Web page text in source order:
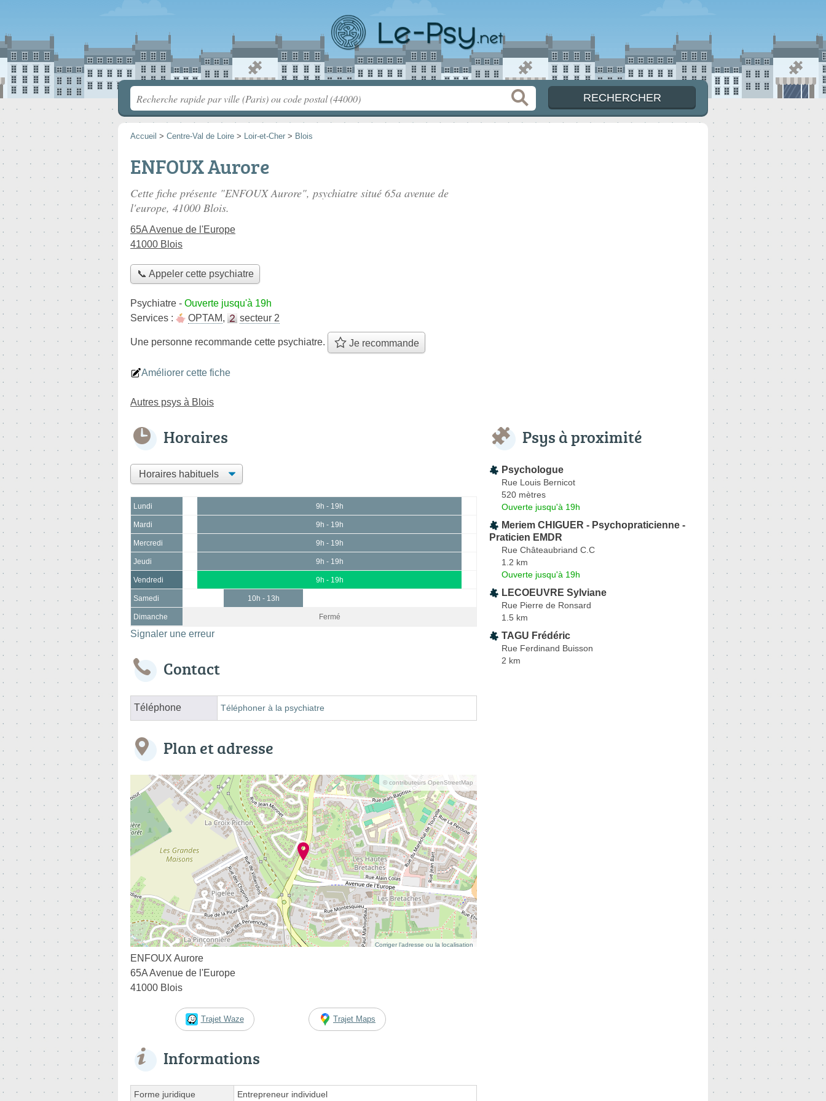
Accueil > Centre-Val de Loire > Loir-et-Cher > Blois
ENFOUX Aurore
Cette fiche présente "ENFOUX Aurore", psychiatre situé 65a avenue de
l'europe, 41000 Blois.
65A Avenue de l'Europe
41000 Blois
📞 Appeler cette psychiatre
Psychiatre - Ouverte jusqu'à 19h
Services :
OPTAM, secteur 2
Une personne recommande cette psychiatre. Je recommande
Améliorer cette fiche
Autres psys à Blois
Horaires
Lundi 9h - 19h
Mardi 9h - 19h
Mercredi 9h - 19h
Jeudi 9h - 19h
Vendredi 9h - 19h
Samedi 10h - 13h
Dimanche Fermé
Signaler une erreur
Contact
Téléphone Téléphoner à la psychiatre
Plan et adresse
© contributeurs OpenStreetMap
Corriger l’adresse ou la localisation
ENFOUX Aurore
65A Avenue de l'Europe
41000 Blois
Trajet Waze Trajet Maps
Informations
Forme juridique Entrepreneur individuel
Psys à proximité
Psychologue
Rue Louis Bernicot
520 mètres
Ouverte jusqu'à 19h
Meriem CHIGUER - Psychopraticienne -
Praticien EMDR
Rue Châteaubriand C.C
1.2 km
Ouverte jusqu'à 19h
LECOEUVRE Sylviane
Rue Pierre de Ronsard
1.5 km
TAGU Frédéric
Rue Ferdinand Buisson
2 km